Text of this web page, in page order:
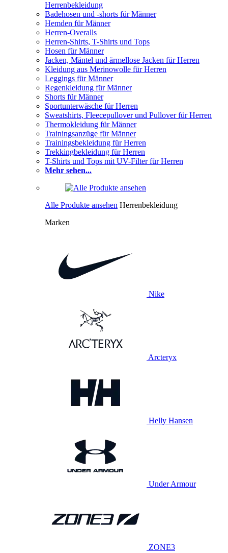
Herrenbekleidung
Badehosen und -shorts für Männer
Hemden für Männer
Herren-Overalls
Herren-Shirts, T-Shirts und Tops
Hosen für Männer
Jacken, Mäntel und ärmellose Jacken für Herren
Kleidung aus Merinowolle für Herren
Leggings für Männer
Regenkleidung für Männer
Shorts für Männer
Sportunterwäsche für Herren
Sweatshirts, Fleecepullover und Pullover für Herren
Thermokleidung für Männer
Trainingsanzüge für Männer
Trainingsbekleidung für Herren
Trekkingbekleidung für Herren
T-Shirts und Tops mit UV-Filter für Herren
Mehr sehen...
Alle Produkte ansehen Herrenbekleidung
Marken
Nike
Arcteryx
Helly Hansen
Under Armour
ZONE3